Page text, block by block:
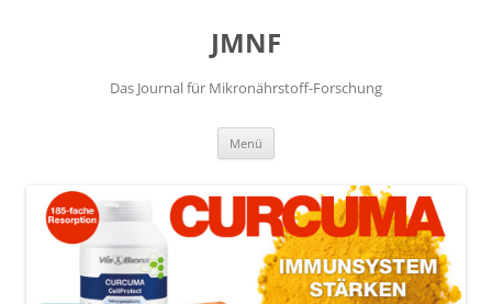
JMNF
Das Journal für Mikronährstoff-Forschung
Menü